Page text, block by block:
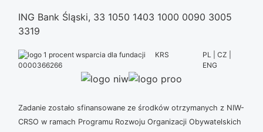
ING Bank Śląski, 33 1050 1403 1000 0090 3005
3319
KRS
0000366266
PL | CZ |
ENG
Zadanie zostało sfinansowane ze środków otrzymanych z NIW-
CRSO w ramach Programu Rozwoju Organizacji Obywatelskich